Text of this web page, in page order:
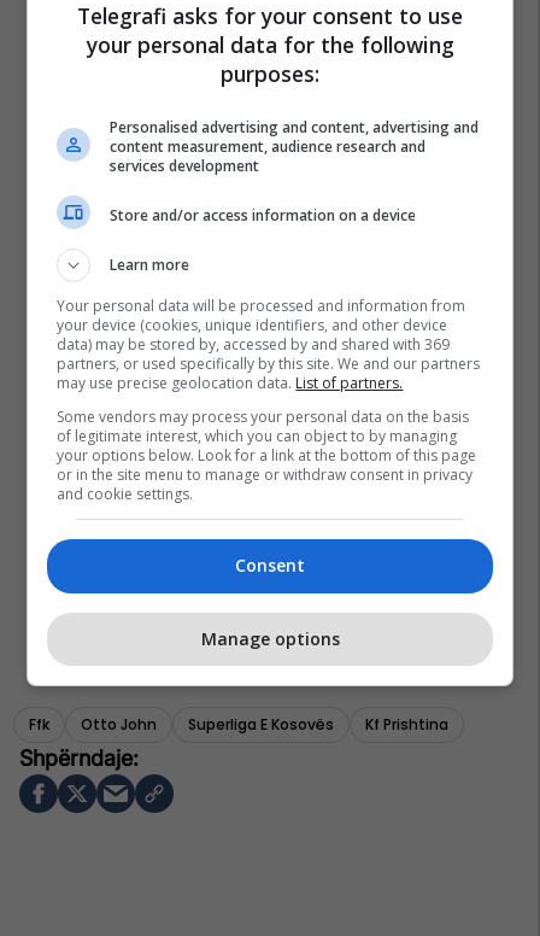
Ffk Otto John Superliga E Kosovës Kf Prishtina
Telegrafi asks for your consent to use
your personal data for the following
purposes:
Personalised advertising and content, advertising and
content measurement, audience research and
services development
Store and/or access information on a device
Learn more
Your personal data will be processed and information from
your device (cookies, unique identifiers, and other device
data) may be stored by, accessed by and shared with 369
partners, or used specifically by this site. We and our partners
may use precise geolocation data. List of partners.
Some vendors may process your personal data on the basis
of legitimate interest, which you can object to by managing
your options below. Look for a link at the bottom of this page
or in the site menu to manage or withdraw consent in privacy
and cookie settings.
Consent
Manage options